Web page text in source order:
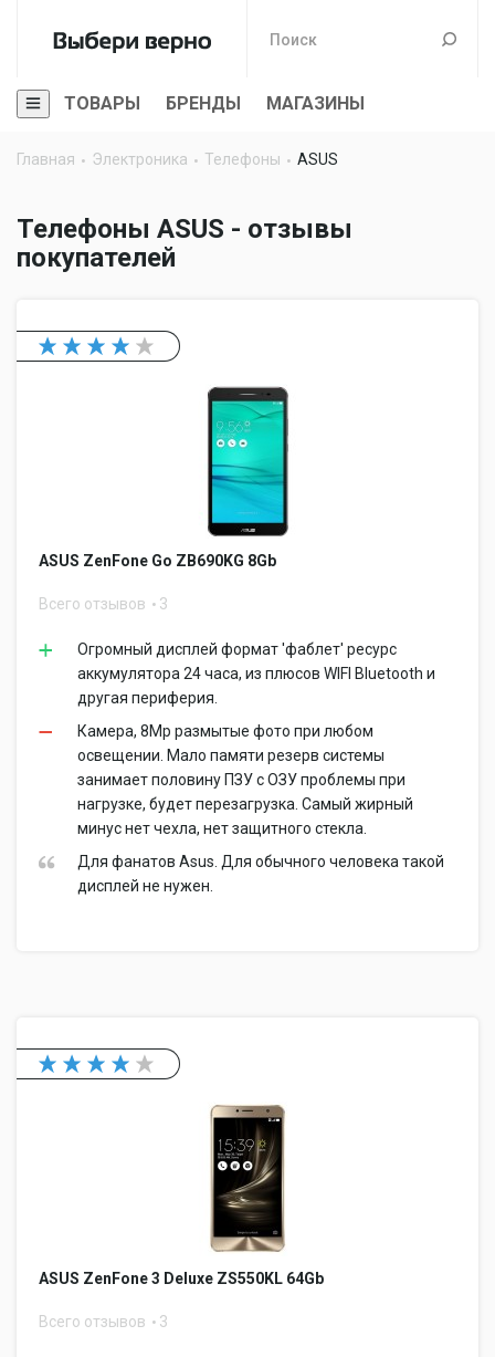
ТОВАРЫ БРЕНДЫ МАГАЗИНЫ
Главная Электроника Телефоны ASUS
Телефоны ASUS - отзывы
покупателей
ASUS ZenFone Go ZB690KG 8Gb
Всего отзывов 3
Огромный дисплей формат 'фаблет' ресурс
аккумулятора 24 часа, из плюсов WIFI Bluetooth и
другая периферия.
Камера, 8Mp размытые фото при любом
освещении. Мало памяти резерв системы
занимает половину ПЗУ с ОЗУ проблемы при
нагрузке, будет перезагрузка. Самый жирный
минус нет чехла, нет защитного стекла.
Для фанатов Asus. Для обычного человека такой
дисплей не нужен.
ASUS ZenFone 3 Deluxe ZS550KL 64Gb
Всего отзывов 3